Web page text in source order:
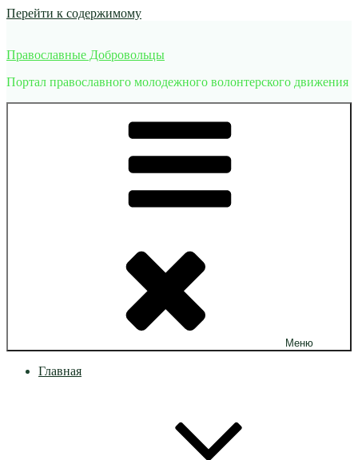
Перейти к содержимому
Православные Добровольцы
Портал православного молодежного волонтерского движения
Меню
Главная